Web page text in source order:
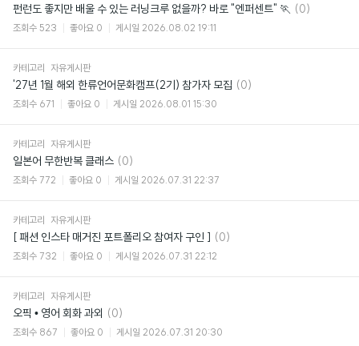
펀런도 좋지만 배울 수 있는 러닝크루 없을까? 바로 "엔퍼센트" 🏃 댓
(0)
조회수 523 좋아요 0 게시일 2026.08.02 19:11
카테고리 자유게시판
'27년 1월 해외 한류언어문화캠프(2기) 참가자 모집 댓
(0)
조회수 671 좋아요 0 게시일 2026.08.01 15:30
카테고리 자유게시판
일본어 무한반복 클래스 댓
글
(0)
조회수 772 좋아요 0 게시일 2026.07.31 22:37
카테고리 자유게시판
[ 패션 인스타 매거진 포트폴리오 참여자 구인 ] 댓
글
(0)
조회수 732 좋아요 0 게시일 2026.07.31 22:12
카테고리 자유게시판
오픽 • 영어 회화 과외 댓
(0)
조회수 867 좋아요 0 게시일 2026.07.31 20:30